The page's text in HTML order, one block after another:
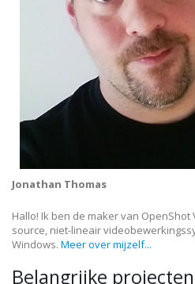
Jonathan Thomas
Hallo! Ik ben de maker van
source, niet-lineair
Windows. Meer over mijzelf...
Belangrijke projecten